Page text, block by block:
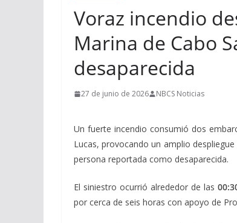
Voraz incendio
Marina de Cabo
desaparecida
27 de junio de 2026 NBCS Noticias
Un fuerte incendio consumió dos
Lucas, provocando un amplio
persona reportada como desaparecida.
El siniestro ocurrió alrededor de las
por cerca de seis horas con apoyo de